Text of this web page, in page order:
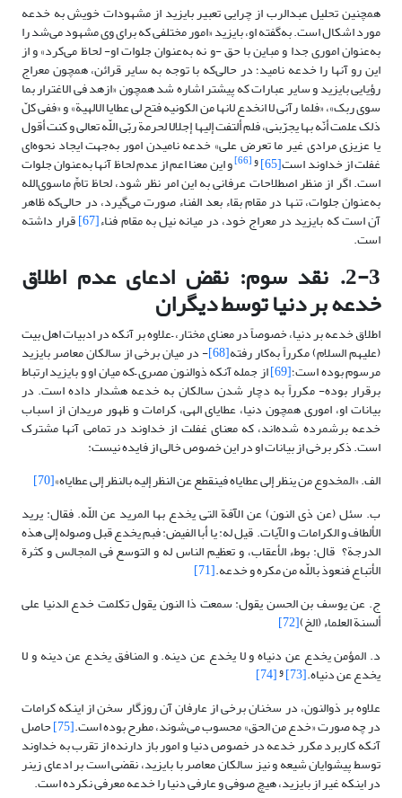
همچنین تحلیل عبدالرب از چرایی تعبیر بایزید از مشهودات خویش به خدعه
مورد اشکال است. به‌گفته او، بایزید «امور مختلفی که برای وی مشهود می‌شد را
به‌عنوان اموری جدا و مباین با حق -و نه به‌عنوان جلوات او- لحاظ می‌کرد» و از
این رو آنها را خدعه نامید؛ در حالی‌که با توجه به سایر قرائن، همچون معراج
رؤیایی بایزید و سایر عبارات که پیشتر اشاره شد همچون «ازهد فی الاغترار بما
سوی ربک»، «فلما رآنی لا انخدع لانها من الکونیه فتح لی عطایا الالهیة» و «ففی کلّ
ذلک علمت أنّه بها یجرّبنی، فلم ألتفت إلیها إجلالا لحرمة ربّی اللّه تعالى و کنت أقول
یا عزیزی مرادی غیر ما تعرض علی‏» خدعه نامیدن امور به‌جهت ایجاد نحوه‌ای
غفلت از خداوند است[65] و[66] و این معنا اعم از عدم لحاظ آنها به‌عنوان جلوات
است. اگر از منظر اصطلاحات عرفانی به این امر نظر شود، لحاظ تامِّ ما‌سوی‌الله
به‌عنوان جلوات، تنها در مقام بقاء بعد الفناء صورت می‌گیرد، در حالی‌که ظاهر
آن است که بایزید در معراج خود، در میانه نیل به مقام فناء[67] قرار داشته
است.
2-3. نقد سوم: نقض ادعای عدم اطلاق
خدعه بر دنیا توسط دیگران
اطلاق خدعه بر دنیا، خصوصاً در معنای مختار، –علاوه بر آنکه در ادبیات اهل بیت
(علیهم السلام) مکرراً به‌کار رفته[68] - در میان برخی از سالکان معاصر بایزید
مرسوم بوده است؛[69] از جمله آنکه ذوالنون مصری –که میان او و بایزید ارتباط
برقرار بوده- مکرراً به دچار شدن سالکان به خدعه هشدار داده است. در
بیانات او، اموری همچون دنیا، عطایای الهی، کرامات و ظهور مریدان از اسباب
خدعه برشمرده شده‌اند، که معنای غفلت از خداوند در تمامی آنها مشترک
است. ذکر برخی از بیانات او در این خصوص خالی از فایده نیست:
الف. «المخدوع من ینظر إلى عطایاه فینقطع عن النظر إلیه بالنظر إلى عطایاه‏»[70]
ب. سئل (عن ذی النون) عن الآفة التى یخدع‏ بها المرید عن اللّه. فقال: یرید
الألطاف و الکرامات و الآیات. قیل له: یا أبا الفیض: فبم یخدع قبل وصوله إلى هذه
الدرجة؟ قال: بوطء الأعقاب، و تعظیم الناس له و التوسع فى المجالس و کثرة
الأتباع فنعوذ باللّه من مکره و خدعه.[71]
ج. عن یوسف بن الحسن یقول: سمعت ذا النون‏ یقول تکلمت خدع‏ الدنیا على
ألسنة العلماء (الخ)[72]
د. المؤمن یخدع‏ عن دنیاه و لا یخدع عن دینه. و المنافق یخدع عن دینه و لا
یخدع عن دنیاه.[73] و[74]
علاوه بر ذوالنون، در سخنان برخی از عارفان آن روزگار سخن از اینکه کرامات
در چه صورت «خدع من الحق» محسوب می‌شوند، مطرح بوده است.[75] حاصل
آنکه کاربرد مکرر خدعه در خصوص دنیا و امور باز دارنده از تقرب به خداوند
توسط پیشوایان شیعه و نیز سالکان معاصر با بایزید، نقضی است بر ادعای زینر
در اینکه غیر از بایزید، هیچ صوفی و عارفی دنیا را خدعه معرفی نکرده است.